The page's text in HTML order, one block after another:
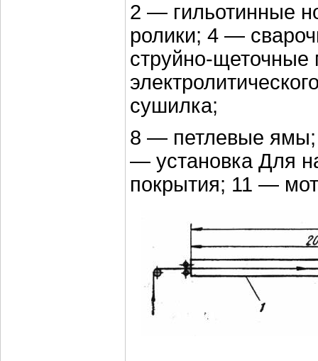
2 — гильотинные
ролики; 4 —
струйно-
сушилка;
8 — петлевые
— установка Для
покрытия; 11 —